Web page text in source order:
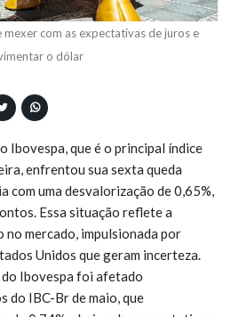
com as expectativas de juros e
o dólar
Ibovespa, que é o principal índice
enfrentou sua sexta queda
com uma desvalorização de 0,65%,
Essa situação reflete a
mercado, impulsionada por
Unidos que geram incerteza.
do Ibovespa foi afetado
do IBC-Br de maio, que